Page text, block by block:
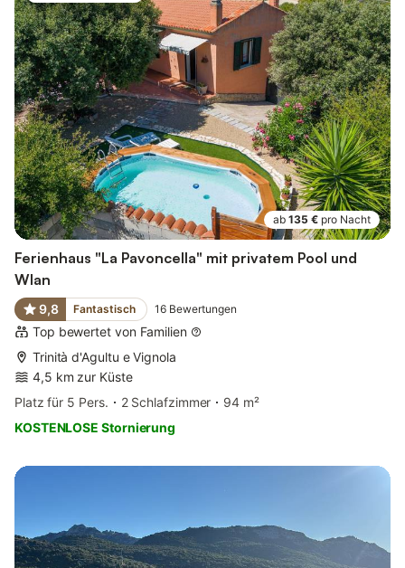
ab 135 € pro Nacht
Ferienhaus "La Pavoncella" mit privatem Pool und
Wlan
9,8 Fantastisch 16 Bewertungen
Top bewertet von Familien
Trinità d'Agultu e Vignola
4,5 km zur Küste
Platz für 5 Pers.
2 Schlafzimmer
94 m²
KOSTENLOSE Stornierung